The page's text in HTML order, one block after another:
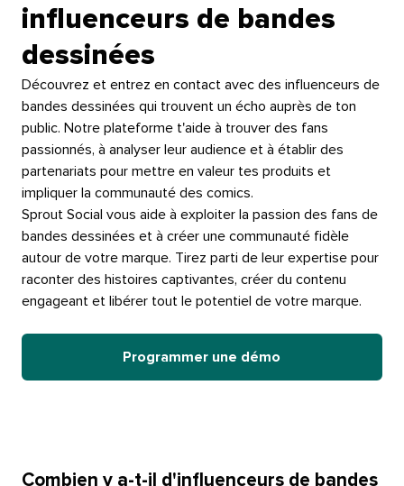
influenceurs de bandes
dessinées​​
Découvrez et entrez en contact avec des influenceurs de
bandes dessinées qui trouvent un écho auprès de ton
public. Notre plateforme t'aide à trouver des fans
passionnés, à analyser leur audience et à établir des
partenariats pour mettre en valeur tes produits et
impliquer la communauté des comics.​​
Sprout Social vous aide à exploiter la passion des fans de
bandes dessinées et à créer une communauté fidèle
autour de votre marque. Tirez parti de leur expertise pour
raconter des histoires captivantes, créer du contenu
engageant et libérer tout le potentiel de votre marque.​​
Programmer une démo​​
Combien y a-t-il d'influenceurs de bandes